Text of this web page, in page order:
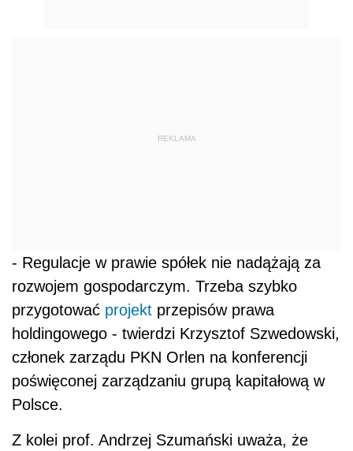
REKLAMA
- Regulacje w prawie spółek nie nadążają za
rozwojem gospodarczym. Trzeba szybko
przygotować projekt przepisów prawa
holdingowego - twierdzi Krzysztof Szwedowski,
członek zarządu PKN Orlen na konferencji
poświęconej zarządzaniu grupą kapitałową w
Polsce.
Z kolei prof. Andrzej Szumański uważa, że